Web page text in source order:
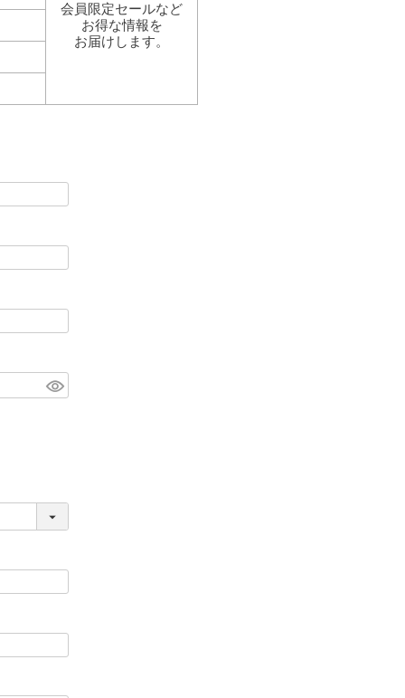
会員限定セールなど
お得な情報を
お届けします。